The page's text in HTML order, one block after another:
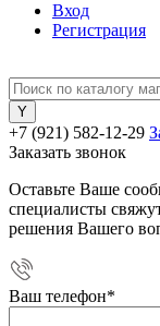
Вход
Регистрация
+7 (921) 582-12-29
Заказать звонок
Оставьте Ваше
специалисты
решения Вашего
Ваш телефон*